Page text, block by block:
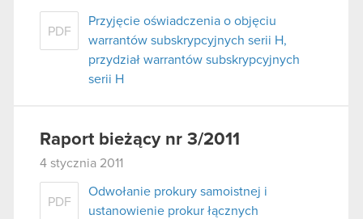
PDF
Przyjęcie oświadczenia o objęciu
warrantów subskrypcyjnych serii H,
przydział warrantów subskrypcyjnych
serii H
Raport bieżący nr 3/2011
4 stycznia 2011
PDF
Odwołanie prokury samoistnej i
ustanowienie prokur łącznych